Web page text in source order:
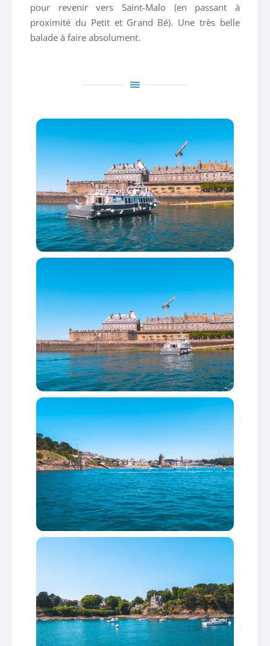
pour revenir vers Saint-Malo (en passant à
proximité du Petit et Grand Bé). Une très belle
balade à faire absolument.